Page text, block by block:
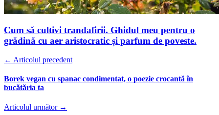
Cum să cultivi trandafirii. Ghidul meu pentru o
grădină cu aer aristocratic și parfum de poveste.
← Articolul precedent
Borek vegan cu spanac condimentat, o poezie crocantă în
bucătăria ta
Articolul următor →